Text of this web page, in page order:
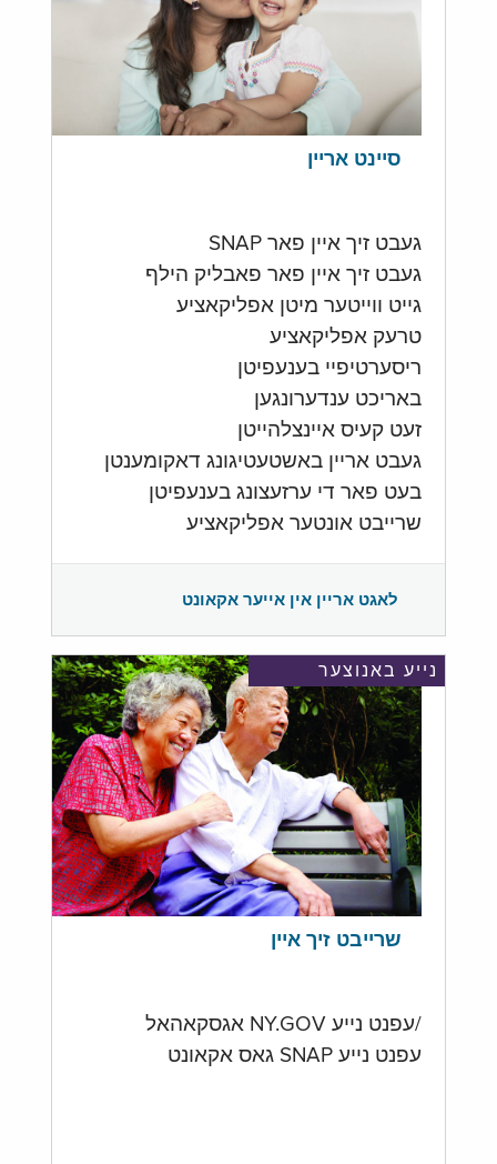
סיינט אריין
געבט זיך איין פאר SNAP
געבט זיך איין פאר פאבליק הילף
גייט ווייטער מיטן אפליקאציע
טרעק אפליקאציע
ריסערטיפיי בענעפיטן
באריכט ענדערונגען
זעט קעיס איינצלהייטן
געבט אריין באשטעטיגונג דאקומענטן
בעט פאר די ערזעצונג בענעפיטן
שרייבט אונטער אפליקאציע
לאגט אריין אין אייער אקאונט
נייע באנוצער
שרייבט זיך איין
/עפנט נייע NY.GOV אגסקאהאל
עפנט נייע SNAP גאס אקאונט